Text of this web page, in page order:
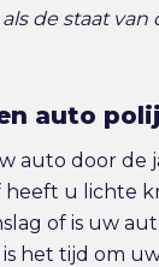
de staat
auto
auto door de
u lichte
of is uw
het tijd om